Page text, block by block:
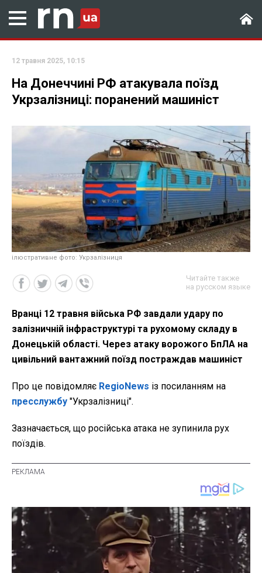
12 травня 2025, 10:15
На Донеччині РФ атакувала поїзд
Укрзалізниці: поранений машиніст
ілюстративне фото: Укрзалізниця
Читайте также
на русском языке
Вранці 12 травня війська РФ завдали удару по
залізничній інфраструктурі та рухомому складу в
Донецькій області. Через атаку ворожого БпЛА на
цивільний вантажний поїзд постраждав машиніст
Про це повідомляє RegioNews із посиланням на
пресслужбу "Укрзалізниці".
Зазначається, що російська атака не зупинила рух
поїздів.